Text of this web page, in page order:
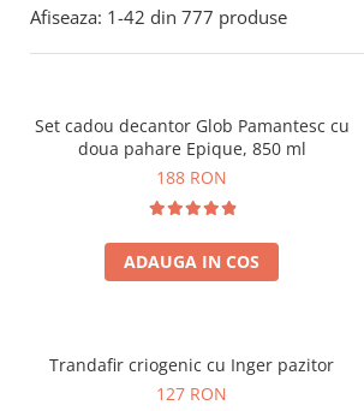
Afiseaza: 1-42 din 777 produse
Set cadou decantor Glob Pamantesc cu
doua pahare Epique, 850 ml
188 RON
ADAUGA IN COS
Trandafir criogenic cu Inger pazitor
127 RON